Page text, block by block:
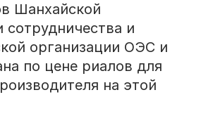
Шанхайской
сотрудничества и
организации ОЭС и
по цене риалов для
на этой